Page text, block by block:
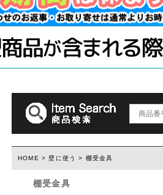
塗装済み木材UROCO
ダルトン
フック(ダルトン)
ウィルス・菌除去シート
HOME >壁に使う > 棚受金具
棚受金具